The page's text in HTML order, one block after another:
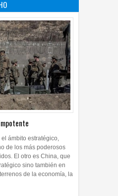
ámbito estratégico,
de los más poderosos
El otro es China, que
sino también en
de la economía, la